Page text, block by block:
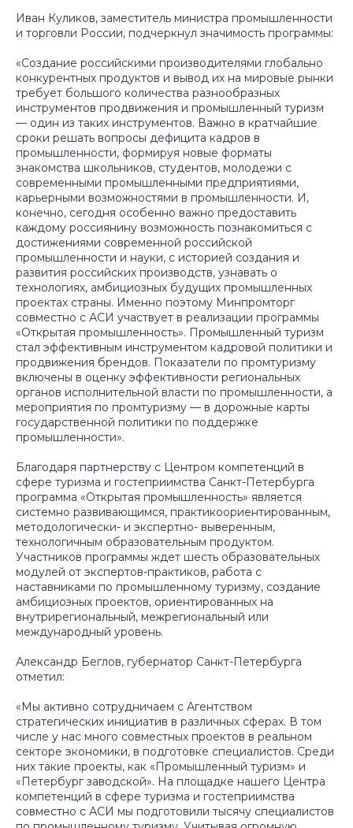
Иван Куликов, заместитель министра промышленности
и торговли России, подчеркнул значимость программы:
«Создание российскими производителями глобально
конкурентных продуктов и вывод их на мировые рынки
требует большого количества разнообразных
инструментов продвижения и промышленный туризм
— один из таких инструментов. Важно в кратчайшие
сроки решать вопросы дефицита кадров в
промышленности, формируя новые форматы
знакомства школьников, студентов, молодежи с
современными промышленными предприятиями,
карьерными возможностями в промышленности. И,
конечно, сегодня особенно важно предоставить
каждому россиянину возможность познакомиться с
достижениями современной российской
промышленности и науки, с историей создания и
развития российских производств, узнавать о
технологиях, амбициозных будущих промышленных
проектах страны. Именно поэтому Минпромторг
совместно с АСИ участвует в реализации программы
«Открытая промышленность». Промышленный туризм
стал эффективным инструментом кадровой политики и
продвижения брендов. Показатели по промтуризму
включены в оценку эффективности региональных
органов исполнительной власти по промышленности, а
мероприятия по промтуризму — в дорожные карты
государственной политики по поддержке
промышленности».
Благодаря партнерству с Центром компетенций в
сфере туризма и гостеприимства Санкт-Петербурга
программа «Открытая промышленность» является
системно развивающимся, практикоориентированным,
методологически- и экспертно- выверенным,
технологичным образовательным продуктом.
Участников программы ждет шесть образовательных
модулей от экспертов-практиков, работа с
наставниками по промышленному туризму, создание
амбициозных проектов, ориентированных на
внутрирегиональный, межрегиональный или
международный уровень.
Александр Беглов, губернатор Санкт-Петербурга
отметил:
«Мы активно сотрудничаем с Агентством
стратегических инициатив в различных сферах. В том
числе у нас много совместных проектов в реальном
секторе экономики, в подготовке специалистов. Среди
них такие проекты, как «Промышленный туризм» и
«Петербург заводской». На площадке нашего Центра
компетенций в сфере туризма и гостеприимства
совместно с АСИ мы подготовили тысячу специалистов